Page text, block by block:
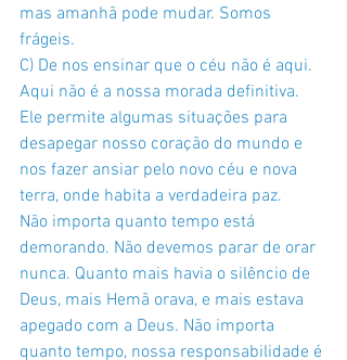
mas amanhã pode mudar. Somos
frágeis.
C) De nos ensinar que o céu não é aqui.
Aqui não é a nossa morada definitiva.
Ele permite algumas situações para
desapegar nosso coração do mundo e
nos fazer ansiar pelo novo céu e nova
terra, onde habita a verdadeira paz.
Não importa quanto tempo está
demorando. Não devemos parar de orar
nunca. Quanto mais havia o silêncio de
Deus, mais Hemã orava, e mais estava
apegado com a Deus. Não importa
quanto tempo, nossa responsabilidade é